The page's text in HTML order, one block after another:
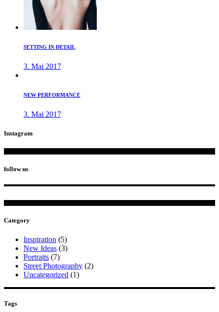
SETTING IN DETAIL
3. Mai 2017
NEW PERFORMANCE
3. Mai 2017
Instagram
follow us
Category
Inspiration (5)
New Ideas (3)
Portraits (7)
Street Photography (2)
Uncategorized (1)
Tags